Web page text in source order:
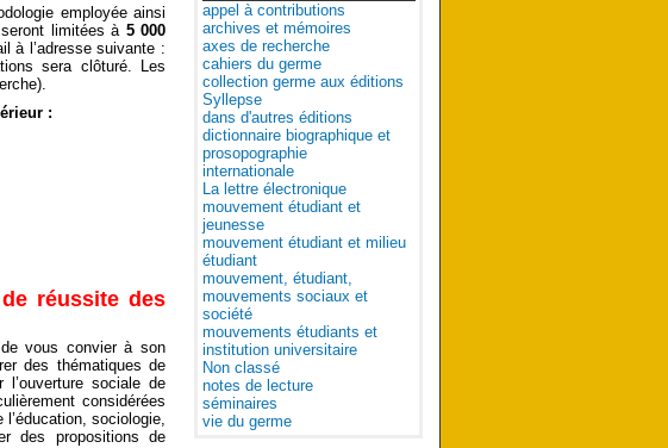
employée ainsi
limitées à5 000
à l’adresse suivante :
sera clôturé. Les
:
réussite des
vous convier à son
des thématiques de
sociale de
considérées
sociologie,
des propositions de
appel à contributions
archives et mémoires
axes de recherche
cahiers du germe
collection germe aux éditions
Syllepse
dans d'autres éditions
dictionnaire biographique et
prosopographie
internationale
La lettre électronique
mouvement étudiant et
jeunesse
mouvement étudiant et milieu
étudiant
mouvement, étudiant,
mouvements sociaux et
société
mouvements étudiants et
institution universitaire
Non classé
notes de lecture
séminaires
vie du germe